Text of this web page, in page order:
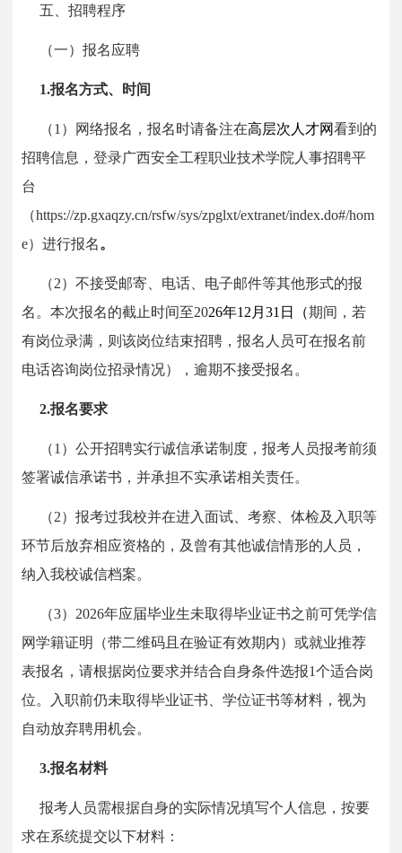
五、招聘程序
（一）报名应聘
1.报名方式、时间
（1）网络报名，报名时请备注在高层次人才网看到的
招聘信息，登录广西安全工程职业技术学院人事招聘平
台
（https://zp.gxaqzy.cn/rsfw/sys/zpglxt/extranet/index.do#/hom
e）进行报名。
（2）不接受邮寄、电话、电子邮件等其他形式的报
名。本次报名的截止时间至2026年12月31日（期间，若
有岗位录满，则该岗位结束招聘，报名人员可在报名前
电话咨询岗位招录情况），逾期不接受报名。
2.报名要求
（1）公开招聘实行诚信承诺制度，报考人员报考前须
签署诚信承诺书，并承担不实承诺相关责任。
（2）报考过我校并在进入面试、考察、体检及入职等
环节后放弃相应资格的，及曾有其他诚信情形的人员，
纳入我校诚信档案。
（3） 2026年应届毕业生未取得毕业证书之前可凭学信
网学籍证明（带二维码且在验证有效期内）或就业推荐
表报名，请根据岗位要求并结合自身条件选报1个适合岗
位。入职前仍未取得毕业证书、学位证书等材料，视为
自动放弃聘用机会。
3.报名材料
报考人员需根据自身的实际情况填写个人信息，按要
求在系统提交以下材料：